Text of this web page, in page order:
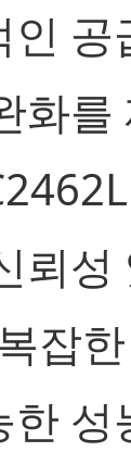
인
화
뢰성
잡
한 성